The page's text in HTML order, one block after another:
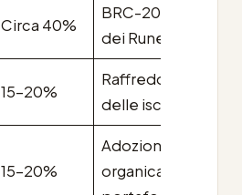
Circa 40%
BRC-20 e attesa
dei Runes
15-20%
Raffreddamento
delle iscrizioni
15-20%
Adozione
organica dei